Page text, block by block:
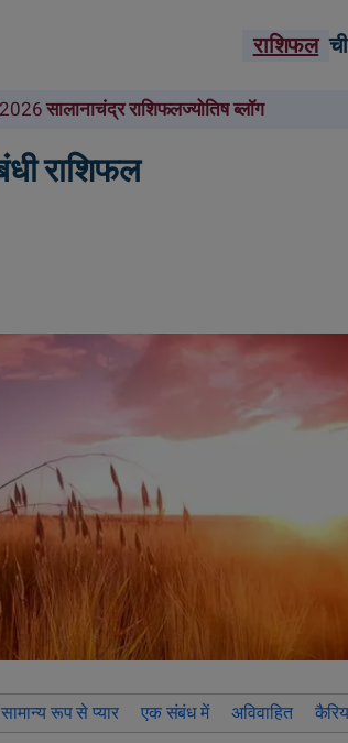
राशिफल
सालानाचंद्र राशिफलज्योतिष ब्लॉग
राशिफल
सामान्य रूप से प्यार एक संबंध में अविवाहित